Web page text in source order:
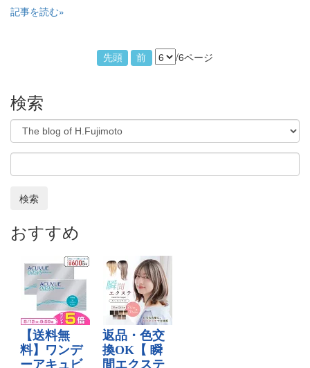
記事を読む
先頭 前 /6ページ
検索
検索
おすすめ